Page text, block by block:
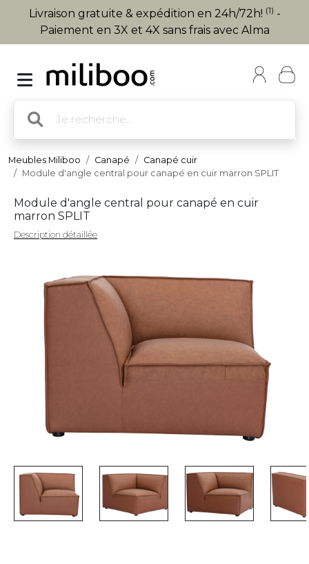
Livraison gratuite & expédition en 24h/72h! (1) -
Paiement en 3X et 4X sans frais avec Alma
Meubles Miliboo Canapé
Canapé cuir
Module d'angle central pour canapé en cuir marron SPLIT
Module d'angle central pour canapé en cuir
marron SPLIT
Description détaillée